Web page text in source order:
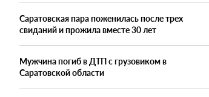
Саратовская пара поженилась после трех
свиданий и прожила вместе 30 лет
Мужчина погиб в ДТП с грузовиком в
Саратовской области